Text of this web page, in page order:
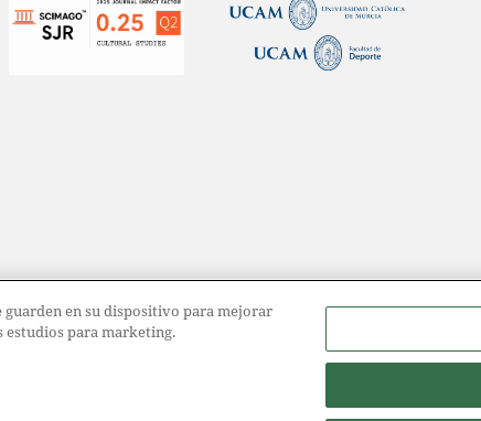
guarden en su dispositivo para mejorar
estudios para marketing.